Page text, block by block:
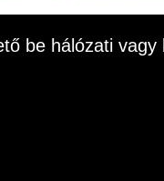
be hálózati